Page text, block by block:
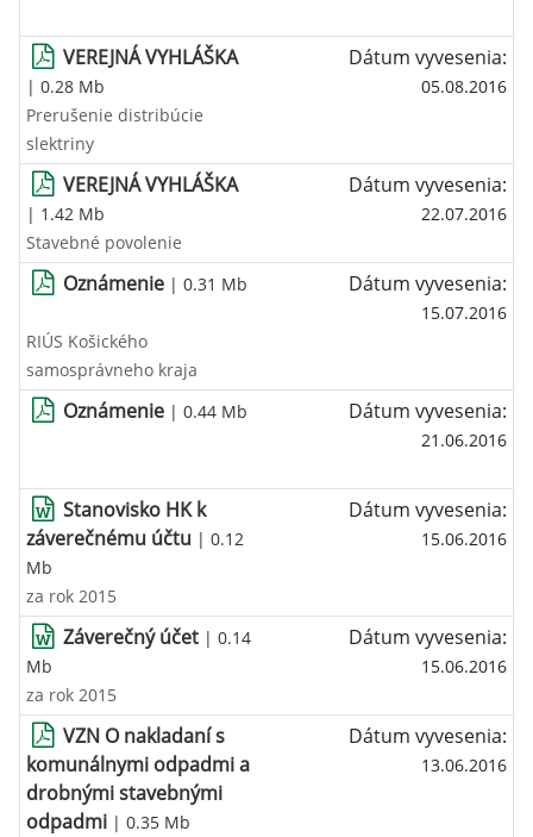
VEREJNÁ VYHLÁŠKA
| 0.28 Mb
Dátum vyvesenia:
05.08.2016
Prerušenie distribúcie
slektriny
VEREJNÁ VYHLÁŠKA
| 1.42 Mb
Dátum vyvesenia:
22.07.2016
Stavebné povolenie
Oznámenie | 0.31 Mb Dátum vyvesenia:
15.07.2016
RIÚS Košického
samosprávneho kraja
Oznámenie | 0.44 Mb Dátum vyvesenia:
21.06.2016
Stanovisko HK k
záverečnému účtu | 0.12
Mb
Dátum vyvesenia:
15.06.2016
za rok 2015
Záverečný účet | 0.14
Mb
Dátum vyvesenia:
15.06.2016
za rok 2015
VZN O nakladaní s
komunálnymi odpadmi a
drobnými stavebnými
odpadmi | 0.35 Mb
Dátum vyvesenia:
13.06.2016